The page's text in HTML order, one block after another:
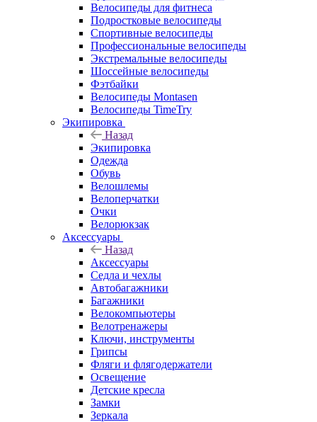
Велосипеды для фитнеса
Подростковые велосипеды
Спортивные велосипеды
Профессиональные велосипеды
Экстремальные велосипеды
Шоссейные велосипеды
Фэтбайки
Велосипеды Montasen
Велосипеды TimeTry
Экипировка
Назад
Экипировка
Одежда
Обувь
Велошлемы
Велоперчатки
Очки
Велорюкзак
Аксессуары
Назад
Аксессуары
Седла и чехлы
Автобагажники
Багажники
Велокомпьютеры
Велотренажеры
Ключи, инструменты
Грипсы
Фляги и флягодержатели
Освещение
Детские кресла
Замки
Зеркала